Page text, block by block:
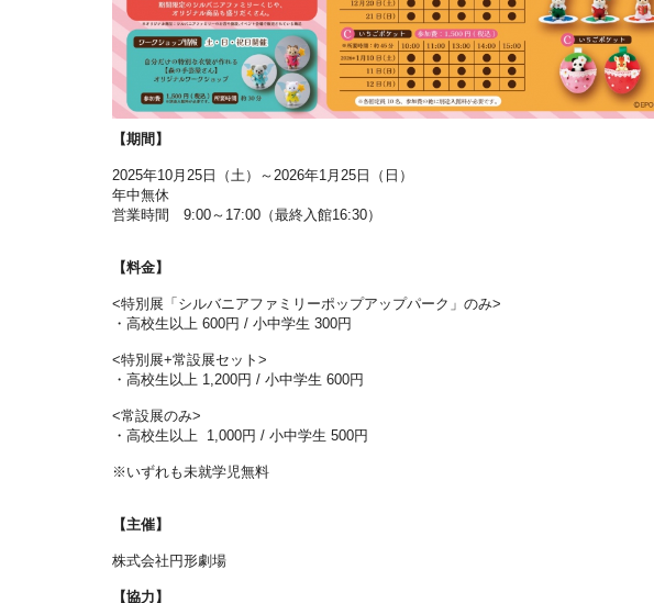
【期間】
2025年10月25日（土）～2026年1月25日（日）
年中無休
営業時間 9:00～17:00（最終入館16:30）
【料金】
<特別展「シルバニアファミリーポップアップパーク」のみ>
・高校生以上 600円 / 小中学生 300円
<特別展+常設展セット>
・高校生以上 1,200円 / 小中学生 600円
<常設展のみ>
・高校生以上 1,000円 / 小中学生 500円
※いずれも未就学児無料
【主催】
株式会社円形劇場
【協力】